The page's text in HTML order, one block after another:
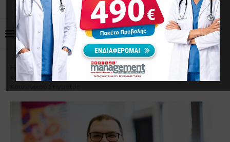
Home Επικαιρότητα
4 Μαρτίου, Παγκόσμια Ημέρα
κατά της Παχυσαρκίας 2026: Μια Ημέρα Δράσης κατά του